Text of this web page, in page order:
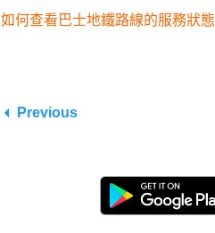
如何查看巴士地鐵路線的服務狀態
Previous